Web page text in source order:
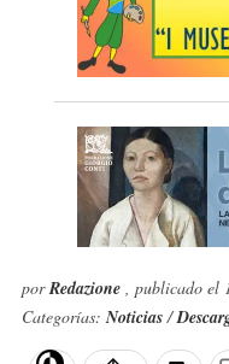
porRedazione , publicado el
Categorías:Noticias/